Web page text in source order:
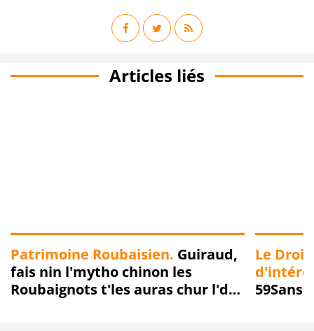
Articles liés
Patrimoine Roubaisien. Guiraud,
fais nin l'mytho chinon les
Roubaignots t'les auras chur l'dos
Le Droit
59Sans